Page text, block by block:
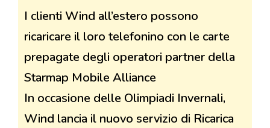
I clienti Wind all’estero possono
ricaricare il loro telefonino con le carte
prepagate degli operatori partner della
Starmap Mobile Alliance
In occasione delle Olimpiadi Invernali,
Wind lancia il nuovo servizio di Ricarica